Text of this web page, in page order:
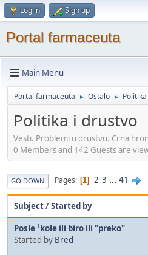
Log in Sign up
Portal farmaceuta
Main Menu
Portal farmaceuta ► Ostalo ►
Politika i drustvo
Vesti. Problemi u drustvu. Crna
0 Members and 142 Guests are
GO DOWN Pages 1 2 3 ... 41
Subject/Started by
Posle ¹kole ili biro ili "preko"
Started by Bred